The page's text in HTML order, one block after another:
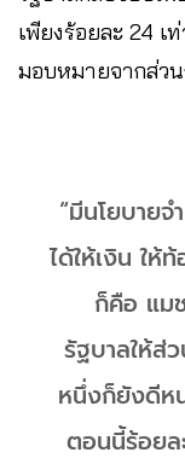
เพียงร้อยละ 24
มอบหมายจากส่ว
“มีนโยบายจ
ได้ให้เงิน ให้
ก็คือ แม
รัฐบาลให้
หนึ่งก็ยังดีห
ตอนนี้ร้อยล